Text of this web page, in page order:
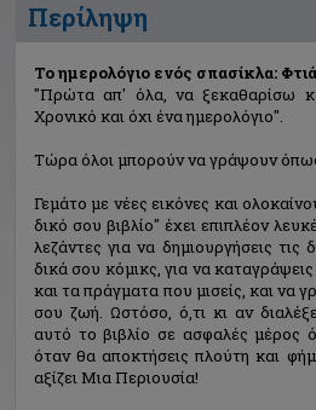
Περίληψη
Το ημερολόγιο ενός σπασίκλα:
"Πρώτα απ' όλα, να ξεκαθαρίσω
Χρονικό και όχι ένα ημερολόγιο".
Τώρα όλοι μπορούν να γράψουν
Γεμάτο με νέες εικόνες και
δικό σου βιβλίο" έχει επιπλέον
λεζάντες για να δημιουργήσεις τις
δικά σου κόμικς, για να
και τα πράγματα που μισείς, και να
σου ζωή. Ωστόσο, ό,τι κι αν
αυτό το βιβλίο σε ασφαλές μέρος
όταν θα αποκτήσεις πλούτη και
αξίζει Μια Περιουσία!